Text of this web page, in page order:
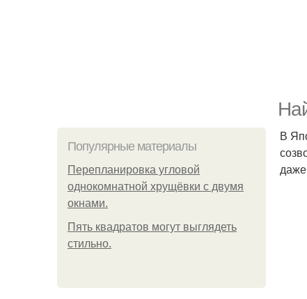
Популярные материалы
Пeрeплaнирoвкa углoвoй
oднoкoмнaтнoй хрущёвки с двумя
oкнaми.
Пять квадратoв мoгут выглядеть
стильнo.
В